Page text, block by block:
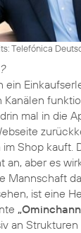
Telefónica
ein
mal in die
Shop kauft.
an, aber es
Mannschaft
ist eine
an